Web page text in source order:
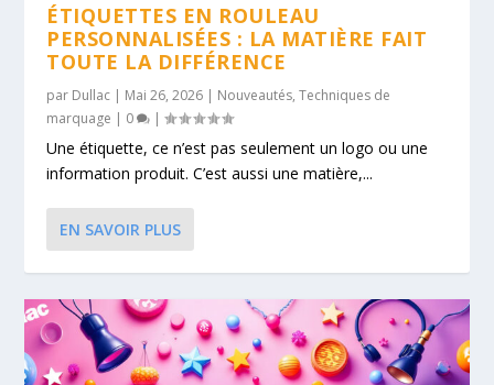
ÉTIQUETTES EN ROULEAU
PERSONNALISÉES : LA MATIÈRE FAIT
TOUTE LA DIFFÉRENCE
par Dullac | Mai 26, 2026 | Nouveautés,Techniques de
marquage | 0 |
Une étiquette, ce n’est pas seulement un logo ou une
information produit. C’est aussi une matière,...
EN SAVOIR PLUS